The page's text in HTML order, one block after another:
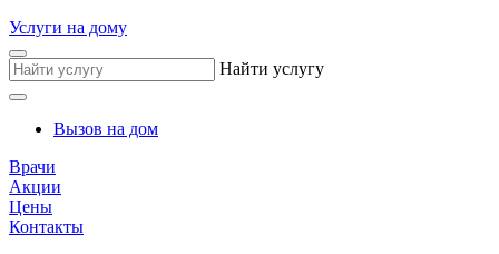
Услуги на дому
Найти услугу
Вызов на дом
Врачи
Акции
Цены
Контакты